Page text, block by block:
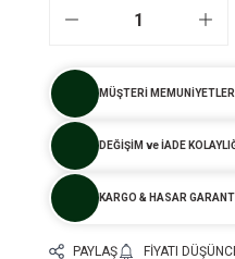
MÜŞTERİ
DEĞİŞİM ve İADE
KARGO & HASAR
PAYLAŞ FIYATI